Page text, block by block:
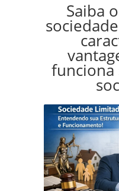
Saiba
funciona